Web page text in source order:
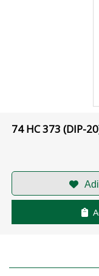
74 HC 373 (DIP-